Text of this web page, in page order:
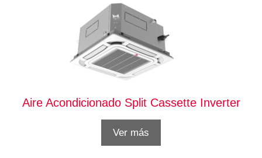
Aire Acondicionado Split Cassette Inverter
Ver más